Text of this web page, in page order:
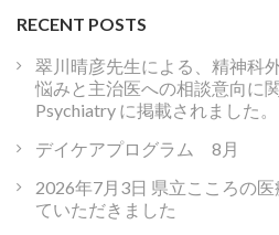
RECENT POSTS
翠川晴彦先生による、精神科
悩みと主治医への相談意向に
Psychiatry に掲載されました。
デイケアプログラム 8月
2026年7月3日 県立こころの
ていただきました